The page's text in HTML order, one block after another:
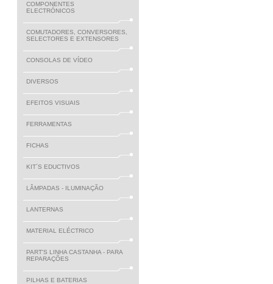
COMPONENTES
ELECTRÓNICOS
COMUTADORES, CONVERSORES,
SELECTORES E EXTENSORES
CONSOLAS DE VÍDEO
DIVERSOS
EFEITOS VISUAIS
FERRAMENTAS
FICHAS
KIT´S EDUCTIVOS
LÂMPADAS - ILUMINAÇÃO
LANTERNAS
MATERIAL ELÉCTRICO
PART'S LINHA CASTANHA - PARA
REPARAÇÕES
PILHAS E BATERIAS